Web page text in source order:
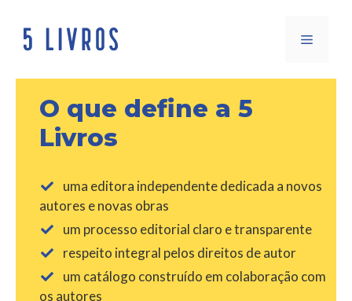
para
Menu
O que define a 5
Livros
uma editora independente dedicada a novos
autores e novas obras
um processo editorial claro e transparente
respeito integral pelos direitos de autor
um catálogo construído em colaboração com
os autores